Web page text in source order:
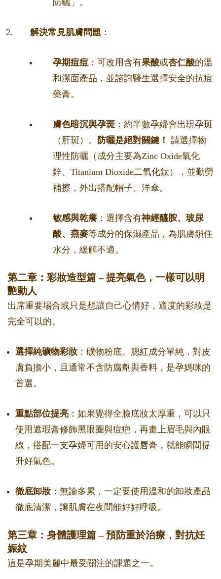
防曬」。
解決常見肌膚問題 ：
孕期痘痘 ：可改用含有果酸或杏仁酸的溫
和潔面產品，並諮詢醫生選擇安全的抗痘
藥膏。
膚色暗沉與孕斑 ：約半數孕婦會出現孕斑
（肝斑）。
防曬是絕對關鍵！ 請選擇物
理性防曬（成分主要為Zinc Oxide氧化
鋅、Titanium Dioxide二氧化鈦），並勤勞
補擦，外出搭配帽子、洋傘。
敏感與乾癢 ：選擇含有神經醯胺、玻尿
酸、燕麥等成分的保濕產品，為肌膚鎖住
水分，緩解不適。
第二章：彩妝造型篇 – 提亮氣色，一樣可以明
艷動人
出席重要場合或只是想讓自己心情好，適度的彩妝是
完全可以的。
選擇純礦物彩妝 ：礦物粉底、腮紅成分單純，對皮
膚負擔小，且通常不含防腐劑與香料，是孕媽咪的
首選。
重點部位提亮 ：如果覺得全臉底妝太厚重，可以只
使用遮瑕膏修飾黑眼圈與痘疤，再畫上眉毛與內眼
線，搭配一支孕婦可用的安心護唇膏，就能瞬間提
升好氣色。
徹底卸妝 ：無論多累，一定要使用溫和的卸妝產品
徹底清潔，讓肌膚在夜間能好好呼吸。
第三章：身體護理篇 – 預防重於治療，對抗妊
娠紋
這是孕期美麗中最受關注的課題之一。